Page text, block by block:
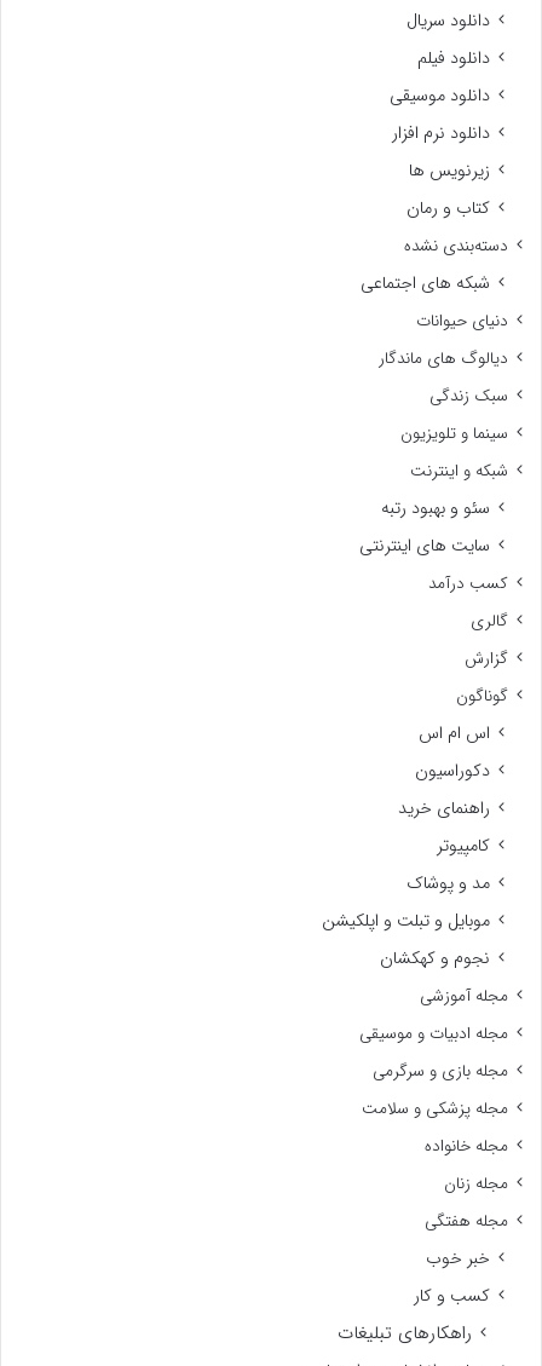
دانلود سریال
دانلود فیلم
دانلود موسیقی
دانلود نرم افزار
زیرنویس ها
کتاب و رمان
دسته‌بندی نشده
شبکه های اجتماعی
دنیای حیوانات
دیالوگ های ماندگار
سبک زندگی
سینما و تلویزیون
شبکه و اینترنت
سئو و بهبود رتبه
سایت های اینترنتی
کسب درآمد
گالری
گزارش
گوناگون
اس ام اس
دکوراسیون
راهنمای خرید
کامپیوتر
مد و پوشاک
موبایل و تبلت و اپلکیشن
نجوم و کهکشان
مجله آموزشی
مجله ادبیات و موسیقی
مجله بازی و سرگرمی
مجله پزشکی و سلامت
مجله خانواده
مجله زنان
مجله هفتگی
خبر خوب
کسب و کار
راهکارهای تبلیغات